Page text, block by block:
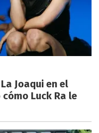
Joaqui en el
Luck Ra le